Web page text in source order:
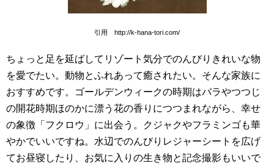
引用 http://k-hana-tori.com/
ちょっと足を延ばしてリゾート気分でのんびりきれいな物
を愛でたい。動物とふれあって癒されたい。そんな家族に
おすすめです。ゴールデンウィークの時期はバラやつつじ
の開花時期ほのかに漂う花の香りにつつまれながら、幸せ
の象徴「フクロウ」に出会う。クジャクやフラミンゴも華
やかでいいですね。水辺でのんびりレジャーシートを広げ
てお昼寝したり、お気に入りの生き物と記念撮影もいいで